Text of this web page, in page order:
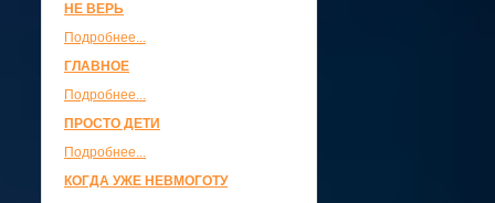
НЕ ВЕРЬ
Подробнее...
ГЛАВНОЕ
Подробнее...
ПРОСТО ДЕТИ
Подробнее...
КОГДА УЖЕ НЕВМОГОТУ